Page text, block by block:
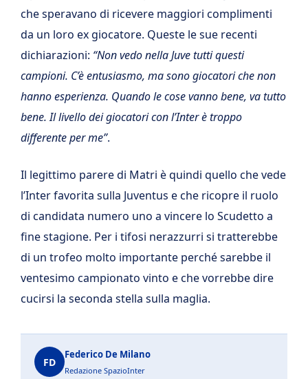
che speravano di ricevere maggiori complimenti
da un loro ex giocatore. Queste le sue recenti
dichiarazioni: “Non vedo nella Juve tutti questi
campioni. C’è entusiasmo, ma sono giocatori che non
hanno esperienza. Quando le cose vanno bene, va tutto
bene. Il livello dei giocatori con l’Inter è troppo
differente per me”.
Il legittimo parere di Matri è quindi quello che vede
l’Inter favorita sulla Juventus e che ricopre il ruolo
di candidata numero uno a vincere lo Scudetto a
fine stagione. Per i tifosi nerazzurri si tratterebbe
di un trofeo molto importante perché sarebbe il
ventesimo campionato vinto e che vorrebbe dire
cucirsi la seconda stella sulla maglia.
FD
Federico De Milano
Redazione SpazioInter